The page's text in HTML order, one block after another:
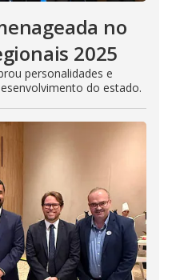
no
2025
personalidades e
do estado.